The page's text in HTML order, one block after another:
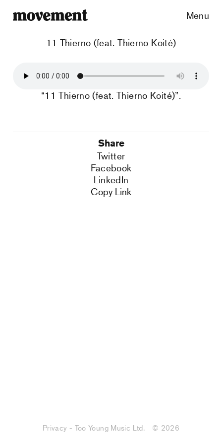
Menu
11 Thierno (feat. Thierno Koité)
“11 Thierno (feat. Thierno Koité)”.
Share
Twitter
Facebook
LinkedIn
Copy Link
Privacy - Too Young Music Ltd. © 2026